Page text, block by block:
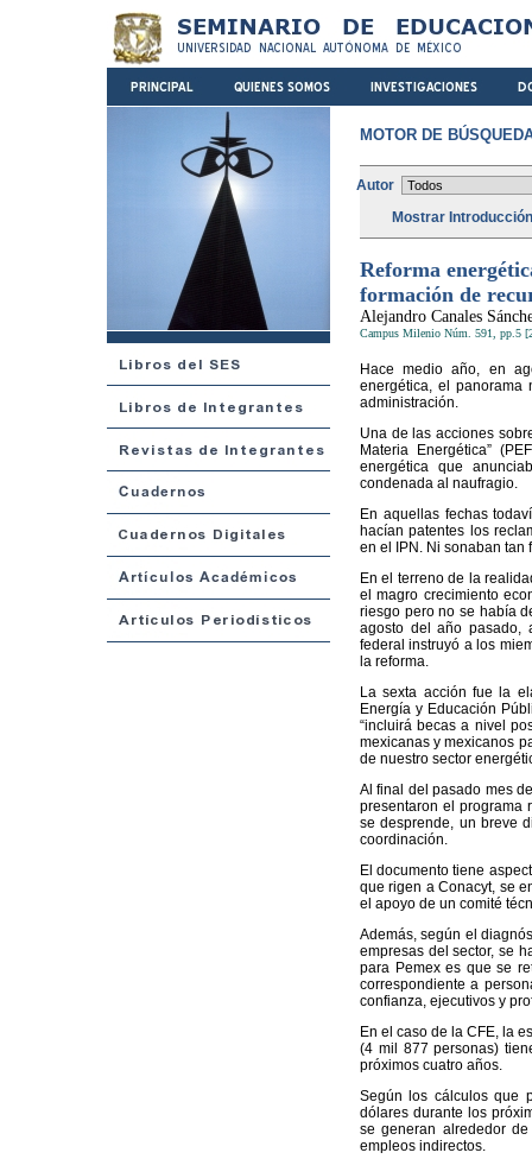
MOTOR DE
Autor
Mostrar
Reforma
formación de
Alejandro Canales
Campus Milenio Núm. 591, pp.5
Hace medio año, en
energética, el
administración.
Una de las acciones
Materia Energética”
energética que
condenada al naufragio.
En aquellas fechas
hacían patentes los
en el IPN. Ni sonaban tan
En el terreno de la
el magro crecimiento
riesgo pero no se había
agosto del año pasado,
federal instruyó a los
la reforma.
La sexta acción fue la
Energía y Educación
“incluirá becas a nivel
mexicanas y mexicanos
de nuestro sector
Al final del pasado mes
presentaron el programa
se desprende, un breve
coordinación.
El documento tiene
que rigen a Conacyt, se
el apoyo de un comité
Además, según el
empresas del sector, se
para Pemex es que se
correspondiente a
confianza, ejecutivos y
En el caso de la CFE, la
(4 mil 877 personas)
próximos cuatro años.
Según los cálculos que
dólares durante los
se generan alrededor
empleos indirectos.